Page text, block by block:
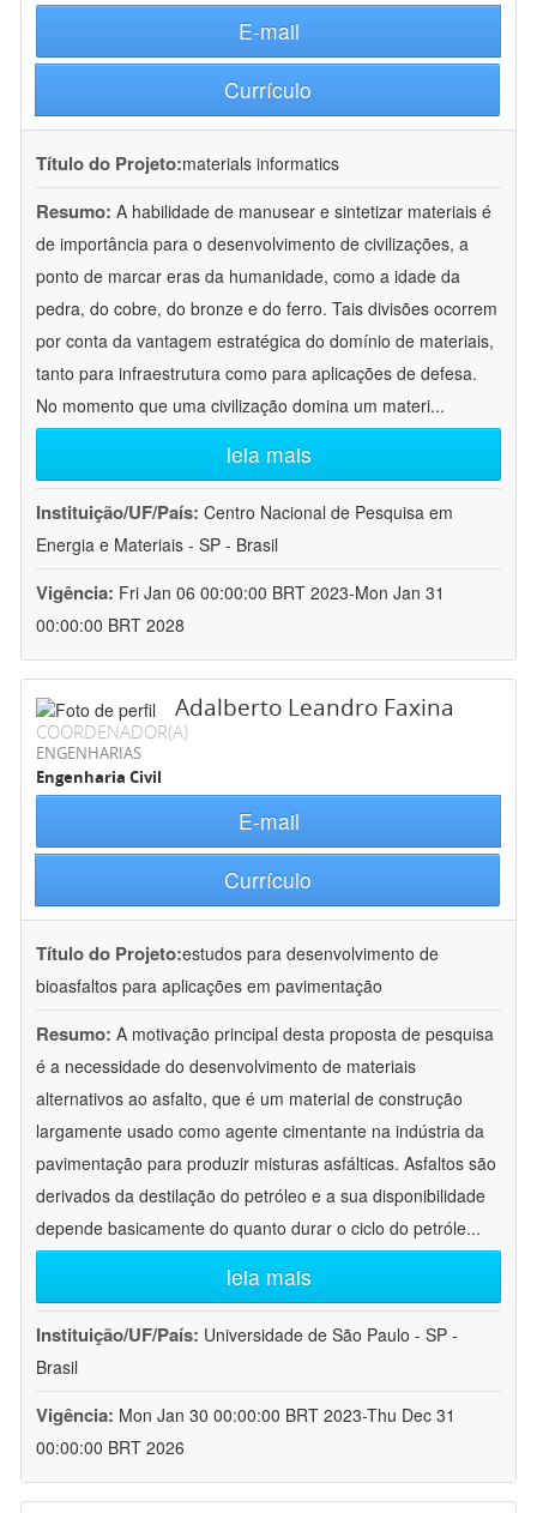
E-mail
Currículo
Título do Projeto:materials informatics
Resumo: A habilidade de manusear e sintetizar materiais é
de importância para o desenvolvimento de civilizações, a
ponto de marcar eras da humanidade, como a idade da
pedra, do cobre, do bronze e do ferro. Tais divisões ocorrem
por conta da vantagem estratégica do domínio de materiais,
tanto para infraestrutura como para aplicações de defesa.
No momento que uma civilização domina um materi...
leia mais
Instituição/UF/País: Centro Nacional de Pesquisa em
Energia e Materiais - SP - Brasil
Vigência: Fri Jan 06 00:00:00 BRT 2023-Mon Jan 31
00:00:00 BRT 2028
Adalberto Leandro Faxina
COORDENADOR(A)
ENGENHARIAS
Engenharia Civil
E-mail
Currículo
Título do Projeto:estudos para desenvolvimento de
bioasfaltos para aplicações em pavimentação
Resumo: A motivação principal desta proposta de pesquisa
é a necessidade do desenvolvimento de materiais
alternativos ao asfalto, que é um material de construção
largamente usado como agente cimentante na indústria da
pavimentação para produzir misturas asfálticas. Asfaltos são
derivados da destilação do petróleo e a sua disponibilidade
depende basicamente do quanto durar o ciclo do petróle...
leia mais
Instituição/UF/País: Universidade de São Paulo - SP -
Brasil
Vigência: Mon Jan 30 00:00:00 BRT 2023-Thu Dec 31
00:00:00 BRT 2026